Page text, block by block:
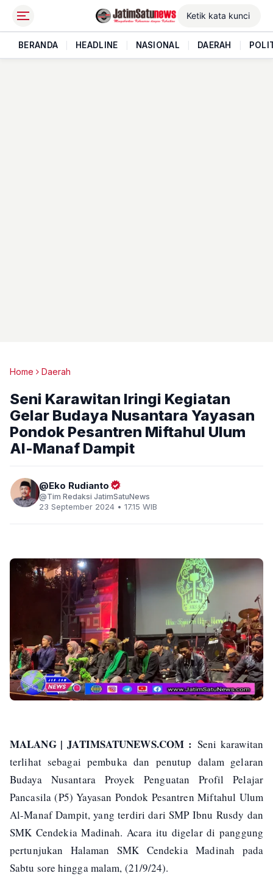
BERANDA HEADLINE NASIONAL DAERAH
Home Daerah
Seni Karawitan Iringi Kegiatan
Gelar Budaya Nusantara Yayasan
Pondok Pesantren Miftahul Ulum
Al-Manaf Dampit
Eko Rudianto
Tim Redaksi JatimSatuNews
23 September 2024 • 17.15 WIB
MALANG | JATIMSATUNEWS.COM : Seni karawitan
terlihat sebagai pembuka dan penutup dalam gelaran
Budaya Nusantara Proyek Penguatan Profil Pelajar
Pancasila (P5) Yayasan Pondok Pesantren Miftahul Ulum
Al-Manaf Dampit, yang terdiri dari SMP Ibnu Rusdy dan
SMK Cendekia Madinah. Acara itu digelar di panggung
pertunjukan Halaman SMK Cendekia Madinah pada
Sabtu sore hingga malam, (21/9/24).